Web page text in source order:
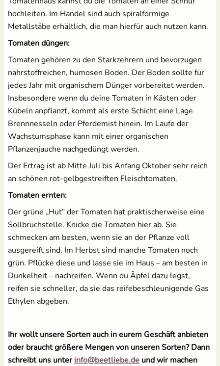
hochleiten. Im Handel sind auch spiralförmige
Metallstäbe erhältlich, die man hierfür auch nutzen kann.
Tomaten düngen:
Tomaten gehören zu den Starkzehrern und bevorzugen
nährstoffreichen, humosen Boden. Der Boden sollte für
jedes Jahr mit organischem Dünger vorbereitet werden.
Insbesondere wenn du deine Tomaten in Kästen oder
Kübeln anpflanzt, kommt als erste Schicht eine Lage
Brennnesseln oder Pferdemist hinein. Im Laufe der
Wachstumsphase kann mit einer organischen
Pflanzenjauche nachgedüngt werden.
Der Ertrag ist ab Mitte Juli bis Anfang Oktober sehr reich
an schönen rot-gelbgestreiften Fleischtomaten.
Tomaten ernten:
Der grüne „Hut“ der Tomaten hat praktischerweise eine
Sollbruchstelle. Knicke die Tomaten hier ab. Sie
schmecken am besten, wenn sie an der Pflanze voll
ausgereift sind. Im Herbst sind manche Tomaten noch
grün. Pflücke diese und lasse sie im Haus – am besten in
Dunkelheit – nachreifen. Wenn du Äpfel dazu legst,
reifen sie schneller, da sie das reifebeschleunigende Gas
Ethylen abgeben.
Ihr wollt unsere Sorten auch in eurem Geschäft anbieten
oder braucht größere Mengen von unseren Sorten? Dann
schreibt uns unterinfo@beetliebe.de und wir machen